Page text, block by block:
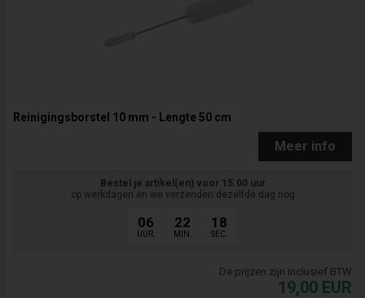
Reinigingsborstel 10 mm - Lengte 50 cm
Meer info
Bestel je artikel(en) voor 15.00 uur
op werkdagen en we verzenden dezelfde dag nog
06
UUR.
22
MIN.
17
SEC.
De prijzen zijn inclusief BTW
19,00 EUR